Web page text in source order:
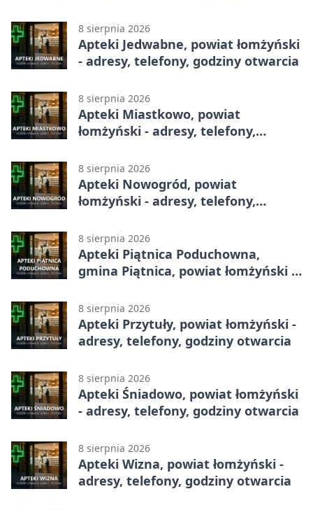
8 sierpnia 2026
Apteki Jedwabne, powiat łomżyński
- adresy, telefony, godziny otwarcia
8 sierpnia 2026
Apteki Miastkowo, powiat
łomżyński - adresy, telefony,
8 sierpnia 2026
Apteki Nowogród, powiat
łomżyński - adresy, telefony,
8 sierpnia 2026
Apteki Piątnica Poduchowna,
gmina Piątnica, powiat łomżyński -
8 sierpnia 2026
Apteki Przytuły, powiat łomżyński -
adresy, telefony, godziny otwarcia
8 sierpnia 2026
Apteki Śniadowo, powiat łomżyński
- adresy, telefony, godziny otwarcia
8 sierpnia 2026
Apteki Wizna, powiat łomżyński -
adresy, telefony, godziny otwarcia